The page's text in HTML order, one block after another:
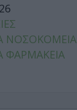
ΝΟΣΟΚΟΜΕΙΑ